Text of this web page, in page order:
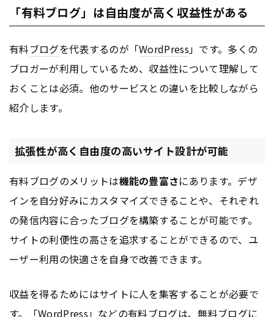
「有料ブログ」は自由度が高く収益性がある
有料ブログを代表するのが「WordPress」です。多くの
ブロガーが利用しているため、収益性について理解して
おくことは必須。他のサービスとの違いを比較しながら
紹介します。
拡張性が高く自由度の高いサイト設計が可能
有料ブログのメリットは機能の豊富さにあります。デザ
インを自分好みにカスタマイズできることや、それぞれ
の発信内容に合ったブログを構築することが可能です。
サイトの利便性の高さを追求することができるので、ユ
ーザー利用の快適さを自身で改善できます。
収益を得るためにはサイトに人を集客することが必要で
す。「WordPress」などの有料ブログは、無料ブログに